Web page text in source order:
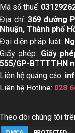
Mã số thuế:
Địa chỉ:369 đường
Nhuận, Thành phố
Đại diện pháp luật:
Giấy phép: Giấy
555/GP-BTTTT,HN
Liên hệ quảng cáo:
Liên hệ Hotline: 028
Theo dõi chúng tôi